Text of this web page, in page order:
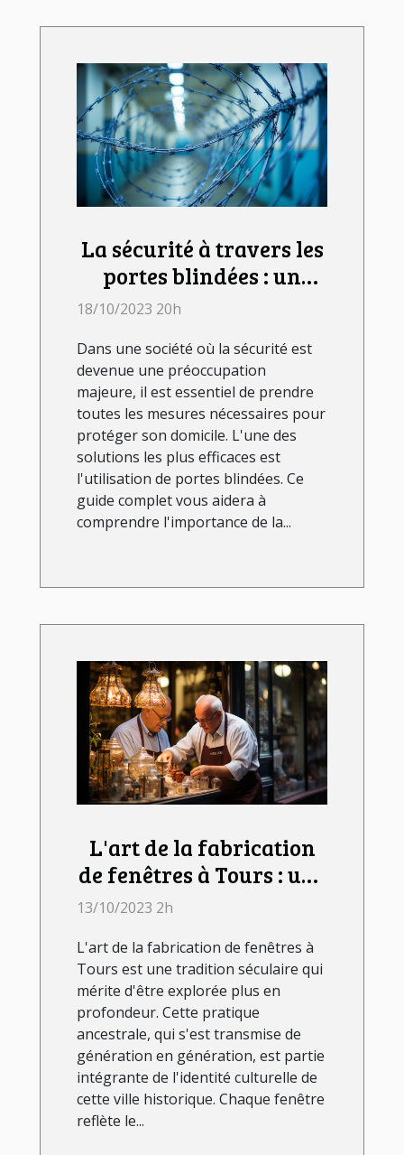
La sécurité à travers les
portes blindées : un
guide complet
18/10/2023 20h
Dans une société où la sécurité est
devenue une préoccupation
majeure, il est essentiel de prendre
toutes les mesures nécessaires pour
protéger son domicile. L'une des
solutions les plus efficaces est
l'utilisation de portes blindées. Ce
guide complet vous aidera à
comprendre l'importance de la...
L'art de la fabrication
de fenêtres à Tours : une
tradition séculaire
13/10/2023 2h
L'art de la fabrication de fenêtres à
Tours est une tradition séculaire qui
mérite d'être explorée plus en
profondeur. Cette pratique
ancestrale, qui s'est transmise de
génération en génération, est partie
intégrante de l'identité culturelle de
cette ville historique. Chaque fenêtre
reflète le...